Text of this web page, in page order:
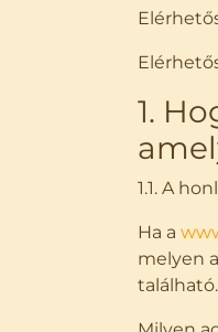
1.
1.1. A
Ha a
melyen
található.